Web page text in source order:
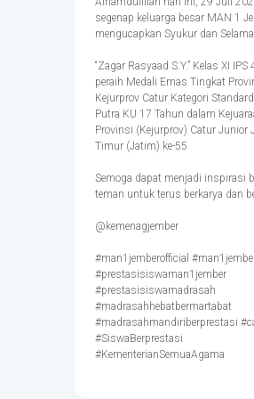
segenap keluarga besar MAN 1
mengucapkan Syukur dan
“Zagar Rasyaad S.Y.” Kelas XI IPS
peraih Medali Emas Tingkat
Kejurprov Catur Kategori
Putra KU 17 Tahun dalam
Provinsi (Kejurprov) Catur Junior
Timur (Jatim) ke-55
Semoga dapat menjadi inspirasi
teman untuk terus berkarya dan
@kemenagjember
#man1jemberofficial
#prestasisiswaman1jember
#prestasisiswamadrasah
#madrasahhebatbermartabat
#madrasahmandiriberprestasi
#SiswaBerprestasi
#KementerianSemuaAgama